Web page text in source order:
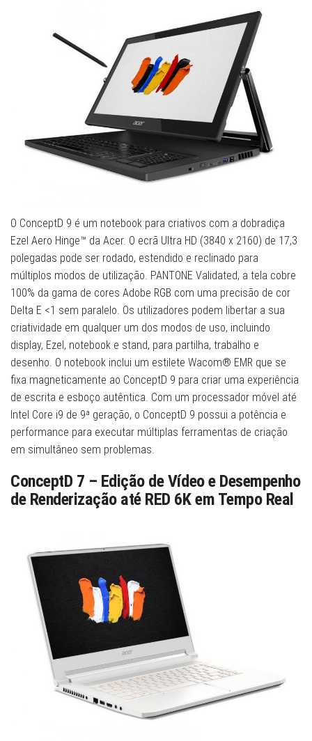
O ConceptD 9 é um notebook para criativos com a dobradiça
Ezel Aero Hinge™ da Acer. O ecrã Ultra HD (3840 x 2160) de 17,3
polegadas pode ser rodado, estendido e reclinado para
múltiplos modos de utilização. PANTONE Validated, a tela cobre
100% da gama de cores Adobe RGB com uma precisão de cor
Delta E <1 sem paralelo. Os utilizadores podem libertar a sua
criatividade em qualquer um dos modos de uso, incluindo
display, Ezel, notebook e stand, para partilha, trabalho e
desenho. O notebook inclui um estilete Wacom® EMR que se
fixa magneticamente ao ConceptD 9 para criar uma experiência
de escrita e esboço autêntica. Com um processador móvel até
Intel Core i9 de 9ª geração, o ConceptD 9 possui a potência e
performance para executar múltiplas ferramentas de criação
em simultâneo sem problemas.
ConceptD 7 – Edição de Vídeo e Desempenho
de Renderização até RED 6K em Tempo Real